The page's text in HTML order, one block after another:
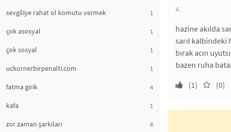
sevgiliye rahat ol komutu vermek 1
çok asosyal 1
çok sosyal 1
uckornerbirpenalti.com 1
fatma girik 4
kafa 1
zor zaman şarkıları 8
4.
hazine akılda
sarıl kalbindeki
bırak acın
bazen ruha
(1)
(0)